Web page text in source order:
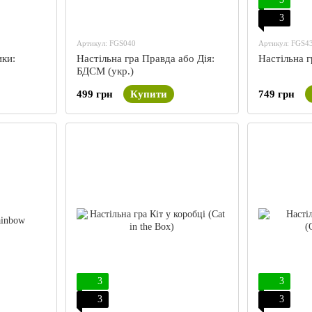
Артикул: FGS040
Настільна гра Правда або Дія:
БДСМ (укр.)
499 грн Купити
3
Артикул:
Настільна
749 грн
3
3
3
3